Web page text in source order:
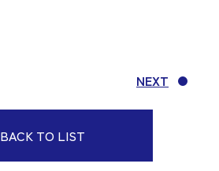
NEXT
BACK TO LIST